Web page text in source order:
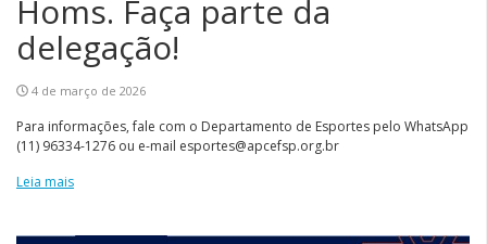
Homs. Faça parte da
delegação!
4 de março de 2026
Para informações, fale com o Departamento de Esportes pelo WhatsApp
(11) 96334-1276 ou e-mail esportes@apcefsp.org.br
Leia mais